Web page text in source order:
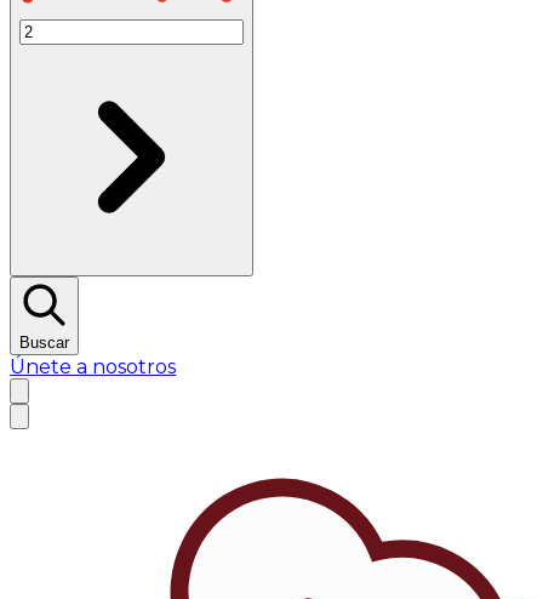
Buscar
Únete a nosotros